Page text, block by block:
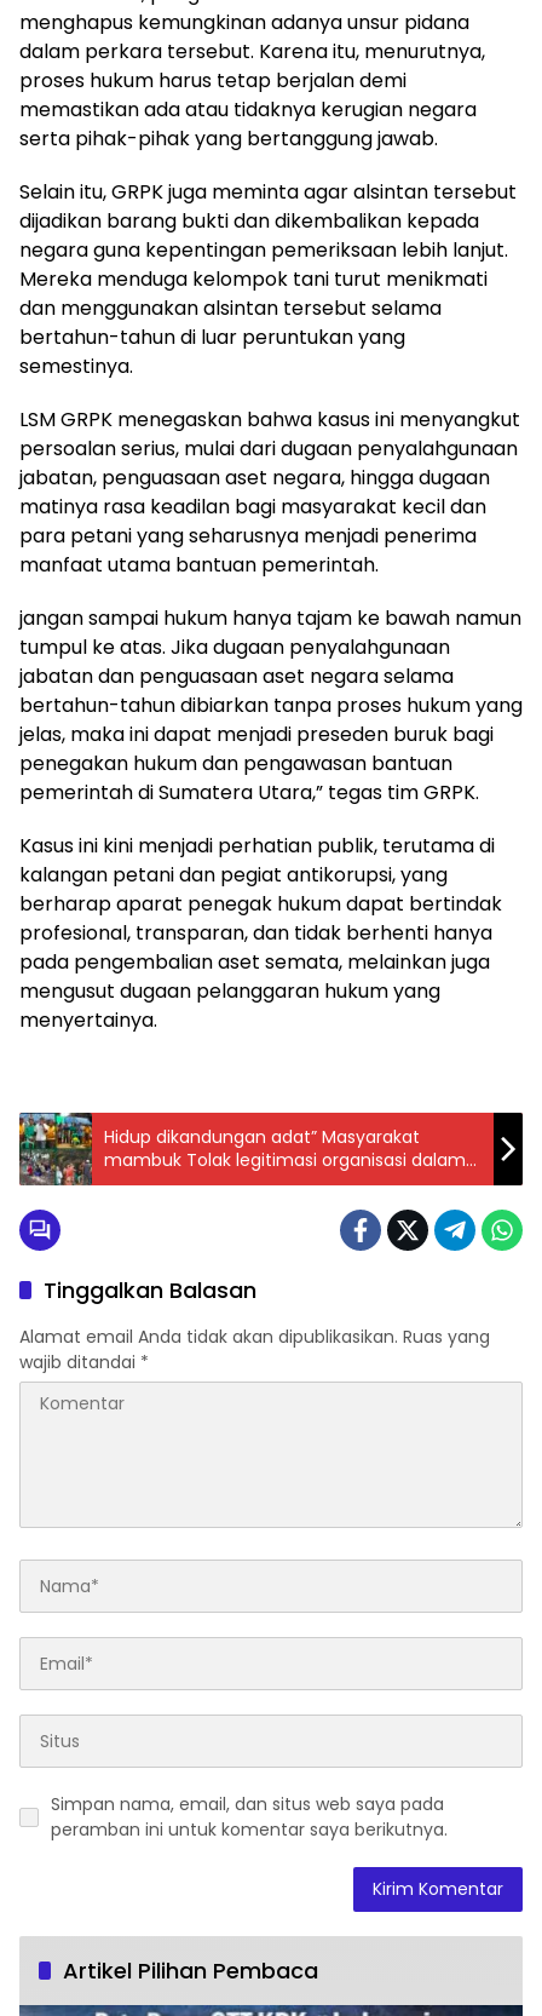
menghapus kemungkinan adanya unsur pidana
dalam perkara tersebut. Karena itu, menurutnya,
proses hukum harus tetap berjalan demi
memastikan ada atau tidaknya kerugian negara
serta pihak-pihak yang bertanggung jawab.
Selain itu, GRPK juga meminta agar alsintan tersebut
dijadikan barang bukti dan dikembalikan kepada
negara guna kepentingan pemeriksaan lebih lanjut.
Mereka menduga kelompok tani turut menikmati
dan menggunakan alsintan tersebut selama
bertahun-tahun di luar peruntukan yang
semestinya.
LSM GRPK menegaskan bahwa kasus ini menyangkut
persoalan serius, mulai dari dugaan penyalahgunaan
jabatan, penguasaan aset negara, hingga dugaan
matinya rasa keadilan bagi masyarakat kecil dan
para petani yang seharusnya menjadi penerima
manfaat utama bantuan pemerintah.
jangan sampai hukum hanya tajam ke bawah namun
tumpul ke atas. Jika dugaan penyalahgunaan
jabatan dan penguasaan aset negara selama
bertahun-tahun dibiarkan tanpa proses hukum yang
jelas, maka ini dapat menjadi preseden buruk bagi
penegakan hukum dan pengawasan bantuan
pemerintah di Sumatera Utara,” tegas tim GRPK.
Kasus ini kini menjadi perhatian publik, terutama di
kalangan petani dan pegiat antikorupsi, yang
berharap aparat penegak hukum dapat bertindak
profesional, transparan, dan tidak berhenti hanya
pada pengembalian aset semata, melainkan juga
mengusut dugaan pelanggaran hukum yang
menyertainya.
Hidup dikandungan adat” Masyarakat
mambuk Tolak legitimasi organisasi dalam
urusan adat
Tinggalkan Balasan
Alamat email Anda tidak akan dipublikasikan. Ruas yang
wajib ditandai *
Simpan nama, email, dan situs web saya pada
peramban ini untuk komentar saya berikutnya.
Artikel Pilihan Pembaca